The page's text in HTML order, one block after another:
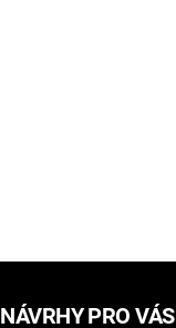
NÁVRHY PRO VÁS